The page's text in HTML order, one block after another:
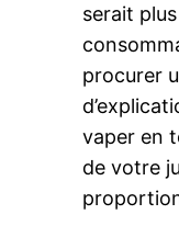
serait
procurer
vaper en
de votre